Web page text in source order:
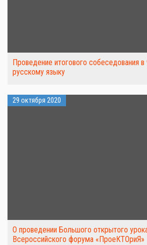
Проведение итогового собеседования в
русскому языку
29 октября 2020
О проведении Большого открытого
Всероссийского форума «ПроеКТОриЯ»